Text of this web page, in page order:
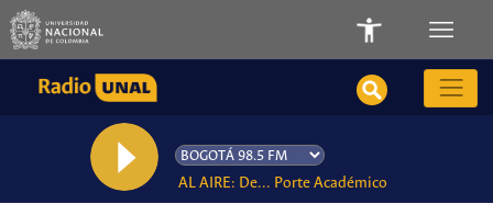
AL AIRE: De... Porte Académico